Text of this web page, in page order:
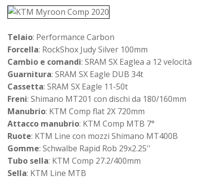
Telaio: Performance Carbon
Forcella: RockShox Judy Silver 100mm
Cambio e comandi: SRAM SX Eaglea a 12 velocità
Guarnitura: SRAM SX Eagle DUB 34t
Cassetta: SRAM SX Eagle 11-50t
Freni: Shimano MT201 con dischi da 180/160mm
Manubrio: KTM Comp flat 2X 720mm
Attacco manubrio: KTM Comp MTB 7°
Ruote: KTM Line con mozzi Shimano MT400B
Gomme: Schwalbe Rapid Rob 29x2.25''
Tubo sella: KTM Comp 27.2/400mm
Sella: KTM Line MTB